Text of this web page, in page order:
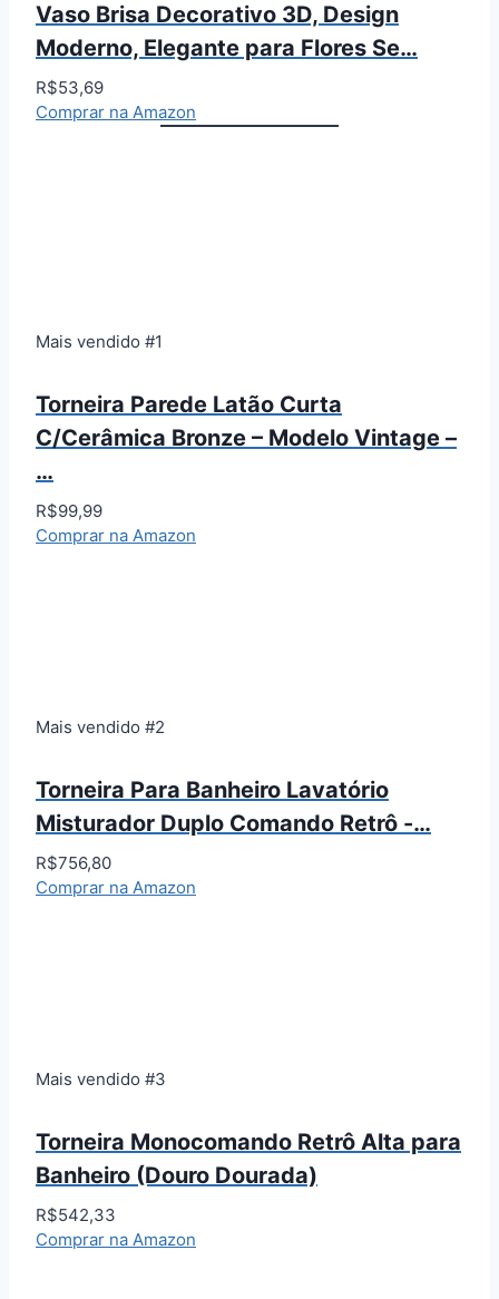
Vaso Brisa Decorativo 3D, Design
Moderno, Elegante para Flores Se…
R$53,69
Comprar na Amazon
Mais vendido #1
Torneira Parede Latão Curta
C/Cerâmica Bronze – Modelo Vintage –
…
R$99,99
Comprar na Amazon
Mais vendido #2
Torneira Para Banheiro Lavatório
Misturador Duplo Comando Retrô -…
R$756,80
Comprar na Amazon
Mais vendido #3
Torneira Monocomando Retrô Alta para
Banheiro (Douro Dourada)
R$542,33
Comprar na Amazon